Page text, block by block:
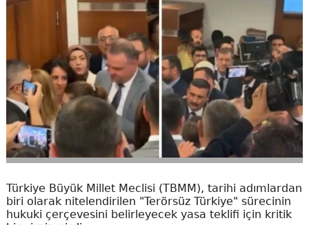
Türkiye Büyük Millet Meclisi (TBMM), tarihi adımlardan
biri olarak nitelendirilen "Terörsüz Türkiye" sürecinin
hukuki çerçevesini belirleyecek yasa teklifi için kritik